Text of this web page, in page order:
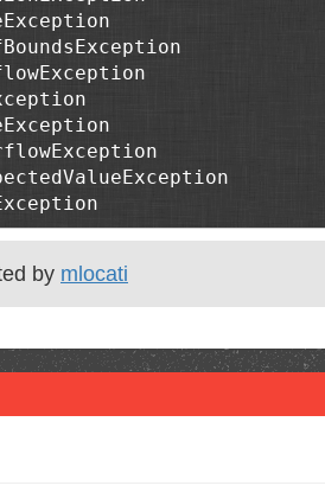
by mlocati